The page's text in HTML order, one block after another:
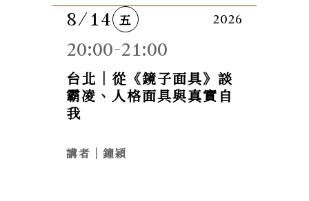
8/14 五 2026
20:00-21:00
台北｜從《鏡子面具》談
霸凌、人格面具與真實自
我
講者｜鐘穎